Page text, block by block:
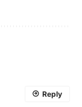
Reply